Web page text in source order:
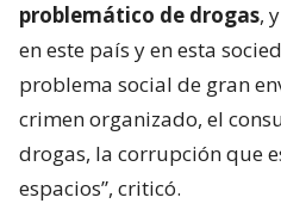
problemático de drogas,
en este país y en esta
problema social de gran
crimen organizado, el
drogas, la corrupción que
espacios”, criticó.